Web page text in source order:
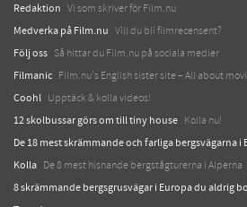
Redaktion Vi som skriver för Film.nu
Medverka på Film.nu Vill du bli filmrecensent?
Följ oss Så hittar du Film.nu på sociala medier
Filmanic Film.nu's English sister site – All about
Coohl Upptäck & kolla videos!
12 skolbussar görs om till tiny house Kolla nu!
De 18 mest skrämmande och farliga bergsvägarna i
Kolla De 8 mest hisnande bergstågturerna i Alperna
8 skrämmande bergsgrusvägar i Europa du aldrig